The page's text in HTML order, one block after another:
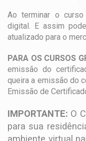
Ao terminar o
digital. E assim
atualizado para o
PARA OS CURSOS
emissão do
queira a emissão do
Emissão de
IMPORTANTE: O
para sua
ambiente virtual